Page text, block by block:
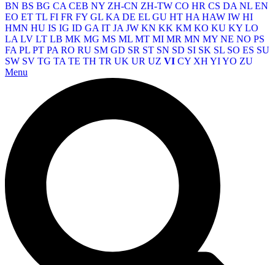
BN BS BG CA CEB NY ZH-CN ZH-TW CO HR CS DA NL EN
EO ET TL FI FR FY GL KA DE EL GU HT HA HAW IW HI
HMN HU IS IG ID GA IT JA JW KN KK KM KO KU KY LO
LA LV LT LB MK MG MS ML MT MI MR MN MY NE NO PS
FA PL PT PA RO RU SM GD SR ST SN SD SI SK SL SO ES SU
SW SV TG TA TE TH TR UK UR UZ VI CY XH YIYO ZU
Menu